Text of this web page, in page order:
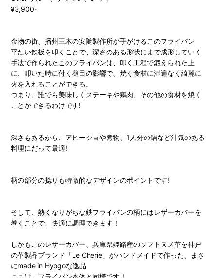
¥3,900-
金物の街、播州三木の安隨製作所が手がけるこのフライパン
平たい鉄板を叩くことで、深さのある形状にまで成形していく
手法で作られたこのフライパンは、叩く工程で鍛えられた上
に、叩いた時に付く槌目の影響で、焼く食材に満遍なく綺麗に
火を入れることができる。
つまり、誰でも美味しくステーキや鶏肉、その他の食材を焼く
ことができるわけです!
深さもあるから、アヒージョや煮物、1人分の鍋など汁気のある
料理にだって最適!
柄の部分の捻りも特徴的なデザインのポイントです!
そして、熱くなりがちな鉄フライパンの柄にはレザーカバーを
巻くことで、快適に調理できます！
しかもこのレザーカバー、兵庫県姫路産のソフトヌメ革を神戸
の革製品ブランド「Le Cherie」がハンドメイドで作った、まさ
にmade in Hyogoな逸品